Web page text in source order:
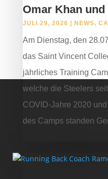
Omar Khan
JULI 29, 2026 NEWS,
Am Dienstag, den
das Saint Vincent
jährliches Training
welche die Steelers
COVID-Jahre 2020
des Camps standen